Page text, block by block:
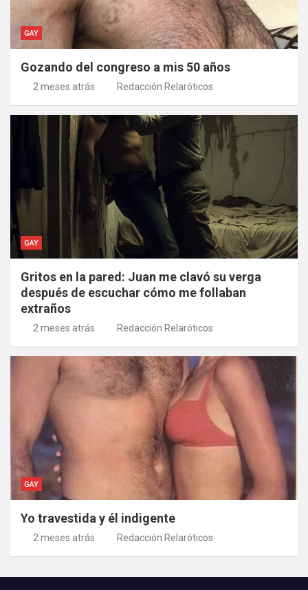
GAY
Gozando del congreso a mis 50 años
2 meses atrás Redacción Relaróticos
GAY
Gritos en la pared: Juan me clavó su verga
después de escuchar cómo me follaban
extraños
2 meses atrás Redacción Relaróticos
GAY
Yo travestida y él indigente
2 meses atrás Redacción Relaróticos